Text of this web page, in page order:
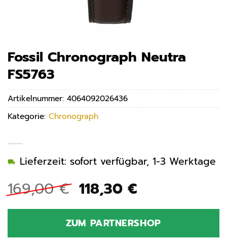
Fossil Chronograph Neutra
FS5763
169,00€ Ursprünglicher
Preis
war:
169,00 €
118,30 €Aktueller
ist:
118,30 €.
Lieferzeit: sofort verfügbar, 1-3 Werktage
ZUM PARTNERSHOP
Artikelnummer: 4064092026436
Kategorie: Chronograph